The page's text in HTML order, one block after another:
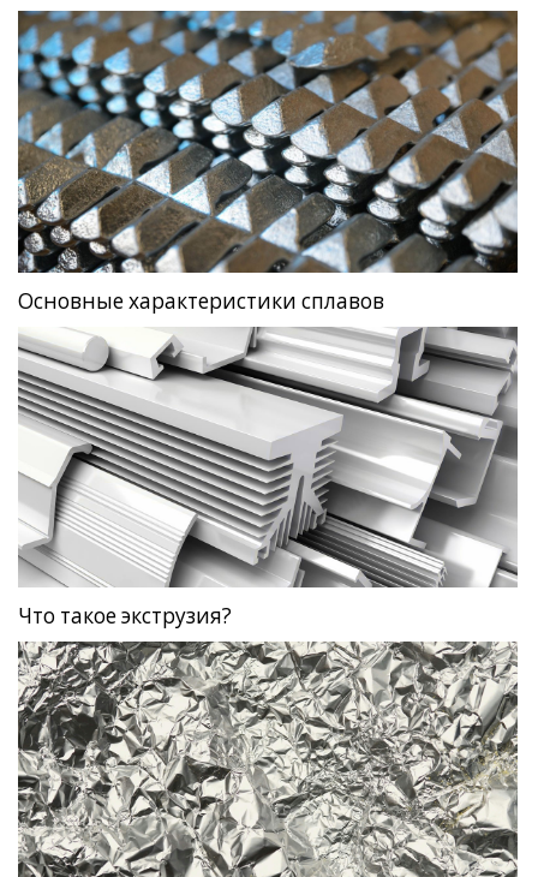
Основные характеристики сплавов
Что такое экструзия?